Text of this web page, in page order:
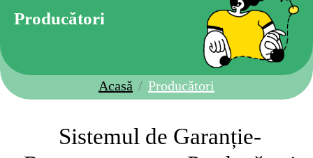
Producători
Acasă Producători
Sistemul de Garanție-